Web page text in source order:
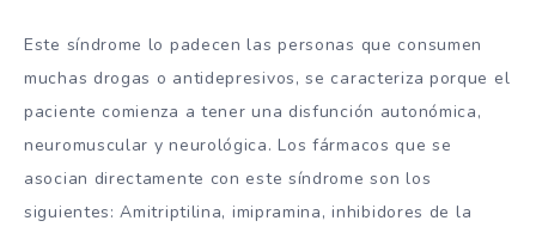
Este síndrome lo padecen las personas que consumen
muchas drogas o antidepresivos, se caracteriza porque el
paciente comienza a tener una disfunción autonómica,
neuromuscular y neurológica. Los fármacos que se
asocian directamente con este síndrome son los
siguientes: Amitriptilina, imipramina, inhibidores de la